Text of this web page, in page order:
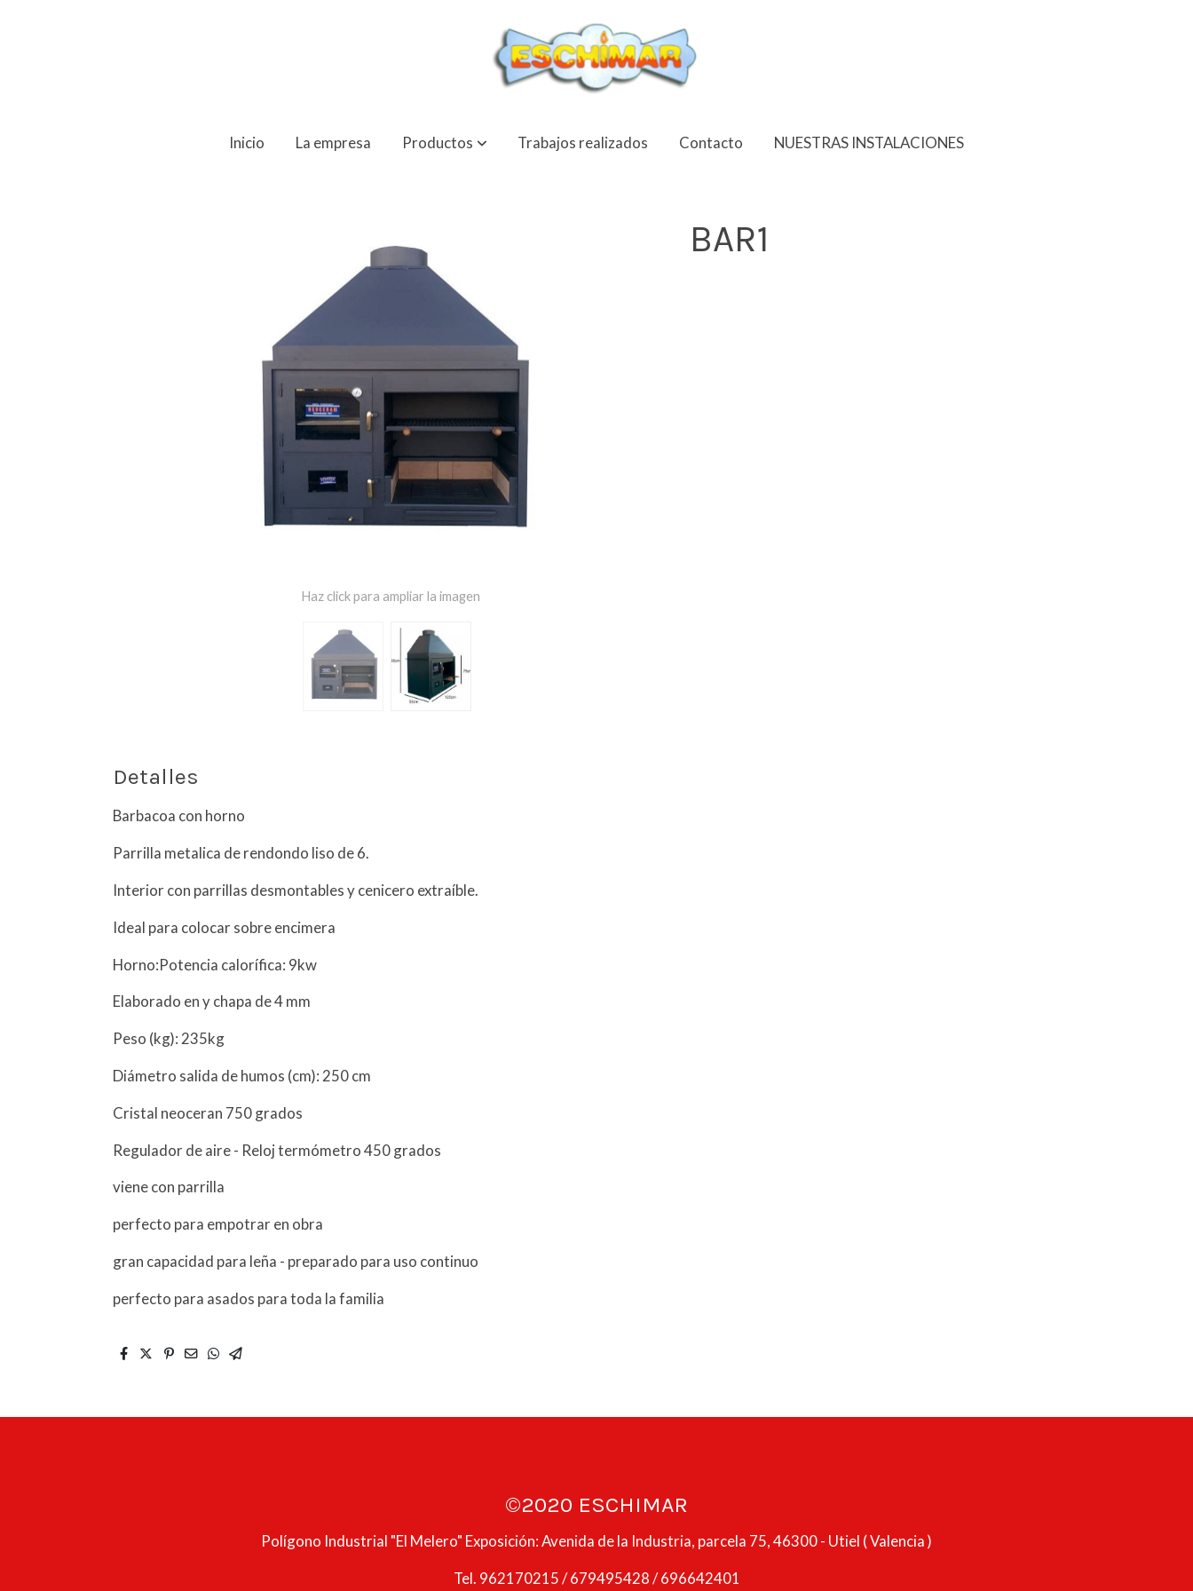
Inicio La empresa Productos Trabajos realizados Contacto
NUESTRAS INSTALACIONES
Haz click para ampliar la imagen
Detalles
Barbacoa con horno
Parrilla metalica de rendondo liso de 6.
Interior con parrillas desmontables y cenicero extraíble.
Ideal para colocar sobre encimera
Horno:Potencia calorífica: 9kw
Elaborado en y chapa de 4 mm
Peso (kg): 235kg
Diámetro salida de humos (cm): 250 cm
Cristal neoceran 750 grados
Regulador de aire - Reloj termómetro 450 grados
viene con parrilla
perfecto para empotrar en obra
gran capacidad para leña - preparado para uso continuo
perfecto para asados para toda la familia
BAR1
©2020 ESCHIMAR
Polígono Industrial "El Melero" Exposición: Avenida de la Industria, parcela 75, 46300 - Utiel ( Valencia )
Tel. 962170215 / 679495428 / 696642401